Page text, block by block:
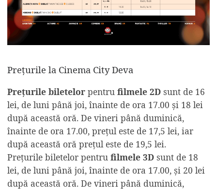
Prețurile la Cinema City Deva
Prețurile biletelor pentru filmele 2D sunt de 16
lei, de luni până joi, înainte de ora 17.00 și 18 lei
după această oră. De vineri până duminică,
înainte de ora 17.00, prețul este de 17,5 lei, iar
după această oră prețul este de 19,5 lei.
Prețurile biletelor pentru filmele 3D sunt de 18
lei, de luni până joi, înainte de ora 17.00, și 20 lei
după această oră. De vineri până duminică,